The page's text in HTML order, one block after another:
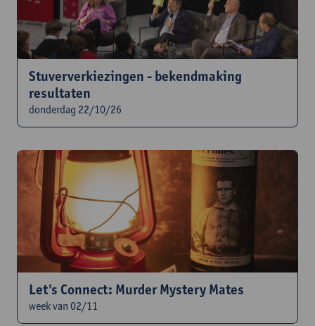
Stuververkiezingen - bekendmaking
resultaten
donderdag 22/10/26
Let's Connect: Murder Mystery Mates
week van 02/11